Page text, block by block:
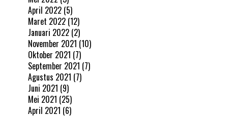
April 2022 (5)
Maret 2022 (12)
Januari 2022 (2)
November 2021 (10)
Oktober 2021 (7)
September 2021 (7)
Agustus 2021 (7)
Juni 2021 (9)
Mei 2021 (25)
April 2021 (6)